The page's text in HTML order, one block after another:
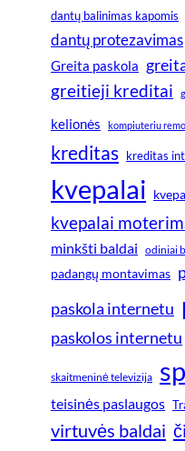
dantų balinimas kapomis
dantų protezavimas
Greita paskola
greitieji kreditai
kelionės kompiuteriu
kreditas kreditas
kvepalai
kvepalai
minkšti baldai odiniai
padangų montavimas
paskola internetu
paskolos internetu
skaitmeninė televizija
teisinės paslaugos
virtuvės baldai